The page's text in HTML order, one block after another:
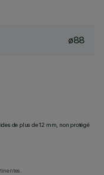
ø88
de plus de 12 mm, non protégé